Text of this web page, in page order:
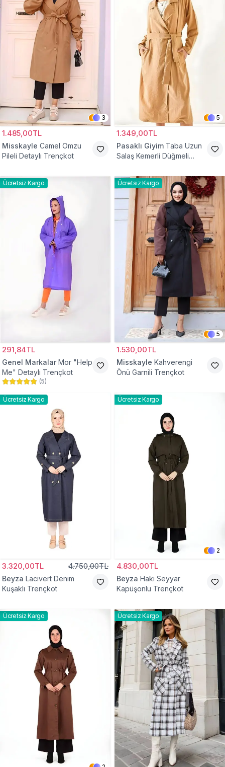
3
1.485,00TL
Misskayle Camel Omzu
Pileli Detaylı Trençkot
5
1.349,00TL
Pasaklı Giyim Taba Uzun
Salaş Kemerli Düğmeli
Ücretsiz Kargo
291,84TL
Genel Markalar Mor "Help
Me" Detaylı Trençkot
(5)
Ücretsiz Kargo
5
1.530,00TL
Misskayle Kahverengi
Önü Garnili Trençkot
Ücretsiz Kargo
3.320,00TL 4.750,00TL
Beyza Lacivert Denim
Kuşaklı Trençkot
Ücretsiz Kargo
2
4.830,00TL
Beyza Haki Seyyar
Kapüşonlu Trençkot
Ücretsiz Kargo Ücretsiz Kargo